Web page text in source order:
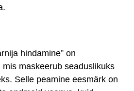
hindamine” on
maskeerub seaduslikuks
Selle peamine eesmärk on